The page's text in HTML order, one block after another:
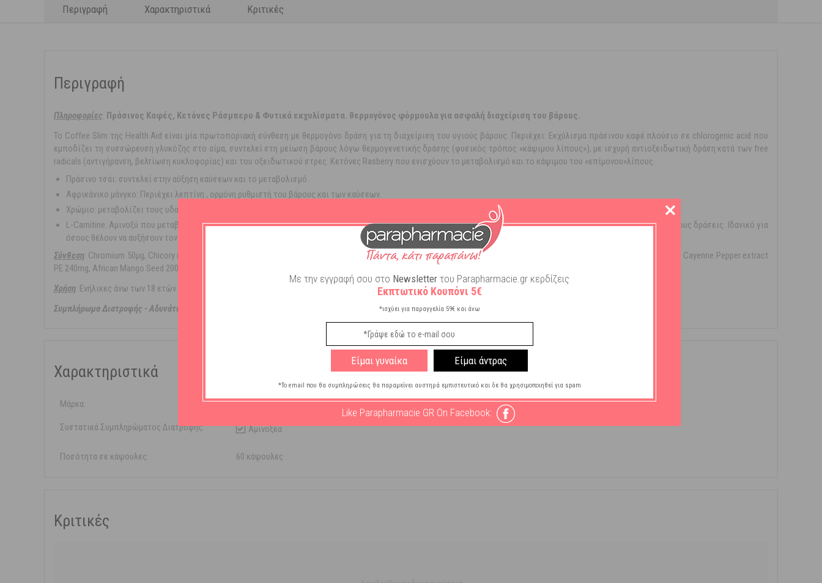
Περιγραφή Χαρακτηριστικά Κριτικές
Περιγραφή
Πληροφορίες: Πράσινος Καφές, Κετόνες Ράσμπερυ & Φυτικά εκχυλίσματα. θερμογόνος φόρμουλα για ασφαλή διαχείριση του βάρους.
Το Coffee Slim της Health Aid είναι μία πρωτοποριακή σύνθεση με θερμογόνο δράση για τη διαχείριση του υγιούς βάρους. Περιέχει: Εκχύλισμα πράσινου καφέ πλούσιο σε chlorogenic acid που
εμποδίζει τη συσσώρευση γλυκόζης στο αίμα, συντελεί στη μείωση βάρους λόγω θερμογενετικής δράσης (φυσικός τρόπος «κάψιμου λίπους»), με ισχυρή αντιοξειδωτική δράση κατά των free
radicals (αντιγήρανση, βελτίωση κυκλοφορίας) και του οξειδωτικού στρες. Κετόνες Rasberry που ενισχύουν το μεταβολισμό και το κάψιμου του «επίμονου»λίπους.
Πράσινο τσάι: συντελεί στην αύξηση καύσεων και το μεταβολισμό.
Αφρικάνικο μάνγκο: Περιέχει λεπτίνη , ορμόνη ρυθμιστή του βάρους και των καύσεων.
Χρώμιο: μεταβολίζει τους υδατάνθρακες και ρυθμίζει το γλυκαιμικό δείκτη.
L-Carnitine: Αμινοξύ που μεταβολίζει το αποθηκευμένο λίπος σε ενέργεια, καθώς και εκχυλίσματα blueberry, chicory, cayenne pepper, γνωστά για τις λιποδιαλυτικές τους δράσεις. Ιδανικό για
όσους θέλουν να αυξήσουν τον μεταβολισμό και τα επίπεδα ενέργειας. Η καφεϊνη που περιέχει είναι αμελητέα (λιγότερο από 5%).
Σύνθεση: Chromium 50μg, Chicory root extract PE 200mg, N-Acetyl L-Carnitine 250mg, Green Tea extract PE 200mg, Green Coffee bean extract 250mg, Raspberry Ketones 25mg, Cayenne Pepper extract
PE 240mg, African Mango Seed 200mg, Blueberry extract PE 200mg.
Χρήση: Ενήλικες άνω των 18 ετών 2 κάψουλες την ημέρα μαζί με το φαγητό.
Συμπλήρωμα Διατροφής - Αδυνάτισμα - Πράσινος Καφές, Κετόνες Ράσμπερυ, Πράσινο τσάι​​​​​​​, L-Carnitine​​​​​​​
Χαρακτηριστικά
Μάρκα: Health Aid
Συστατικά Συμπληρώματος Διατροφής: Αμινοξέα
Ποσότητα σε κάψουλες: 60 κάψουλες
Κριτικές
Με την εγγραφή σου στο Newsletter του Parapharmacie.gr κερδίζεις
Εκπτωτικό Κουπόνι 5€
*ισχύει για παραγγελία 59€ και άνω
Είμαι γυναίκα Είμαι άντρας
*Το email που θα συμπληρώσεις θα παραμείνει αυστηρά εμπιστευτικό και δε θα χρησιμοποιηθεί για spam
Like Parapharmacie GR On Facebook: